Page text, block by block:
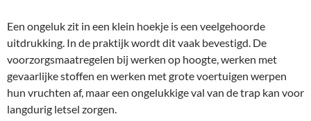
Een ongeluk zit in een klein hoekje is een veelgehoorde
uitdrukking. In de praktijk wordt dit vaak bevestigd. De
voorzorgsmaatregelen bij werken op hoogte, werken met
gevaarlijke stoffen en werken met grote voertuigen werpen
hun vruchten af, maar een ongelukkige val van de trap kan voor
langdurig letsel zorgen.